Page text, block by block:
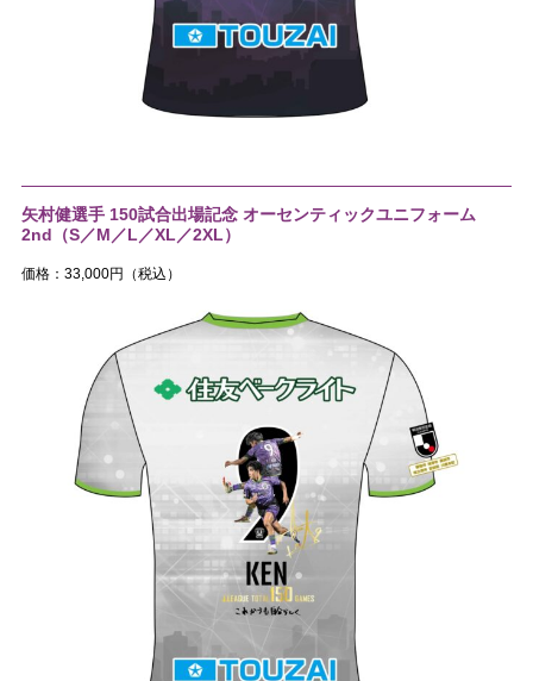
矢村健選手 150試合出場記念 オーセンティックユニフォーム
2nd（S／M／L／XL／2XL）
価格：33,000円（税込）